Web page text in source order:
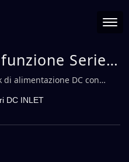
Serie
alimentazione DC con
DC INLET